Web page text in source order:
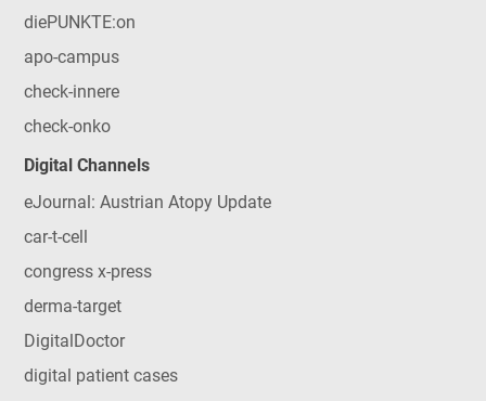
diePUNKTE:on
apo-campus
check-innere
check-onko
Digital Channels
eJournal: Austrian Atopy Update
car-t-cell
congress x-press
derma-target
DigitalDoctor
digital patient cases